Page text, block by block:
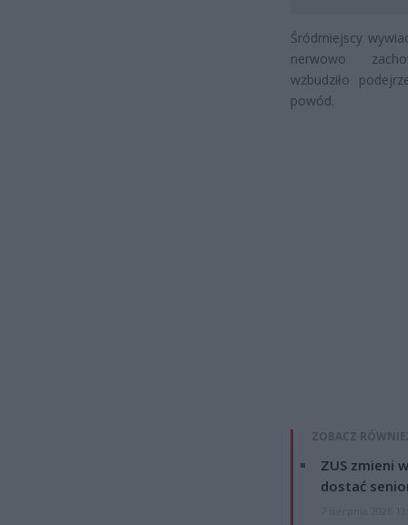
Śródmiejscy
nerwowo
wzbudziło
powód.
ZOBACZ
ZUS zmieni
dostać